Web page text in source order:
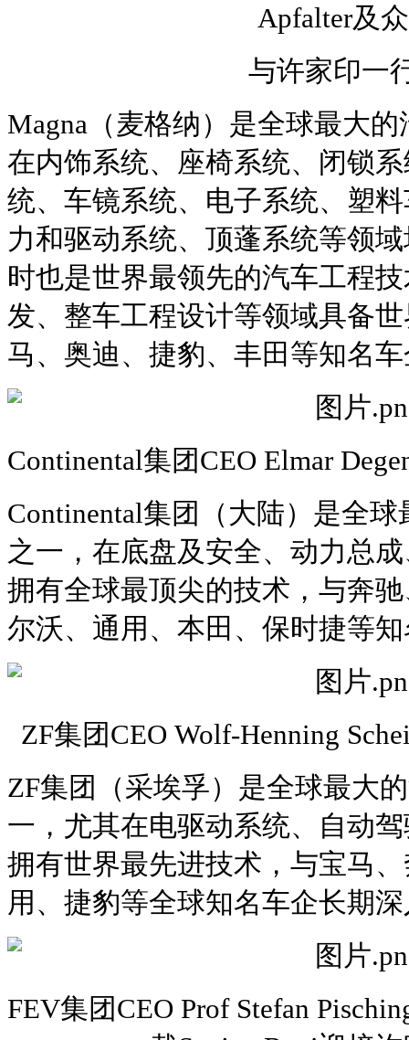
Apfalter及
与许家印一
Magna（麦格纳）是全球最大
在内饰系统、座椅系统、闭锁
统、车镜系统、电子系统、塑
力和驱动系统、顶蓬系统等领
时也是世界最领先的汽车工程
发、整车工程设计等领域具备
马、奥迪、捷豹、丰田等知名
Continental集团CEO Elmar
Continental集团（大陆）是全
之一，在底盘及安全、动力总
拥有全球最顶尖的技术，与奔
尔沃、通用、本田、保时捷等
ZF集团CEO Wolf-Henning
ZF集团（采埃孚）是全球最大
一，尤其在电驱动系统、自动
拥有世界最先进技术，与宝马
用、捷豹等全球知名车企长期
FEV集团CEO Prof Stefan